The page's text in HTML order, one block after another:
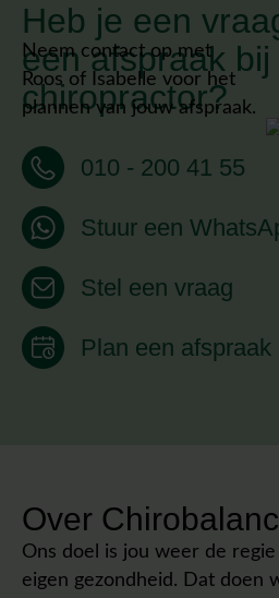
Heb je een
een afspraak bij
chiropractor?
Neem contact op met
Roos of Isabelle voor het
plannen van jouw afspraak.
010 - 200 41 55
Stuur een
Stel een vraag
Plan een afspraak
Over
Ons doel is jou weer de
eigen gezondheid. Dat doen